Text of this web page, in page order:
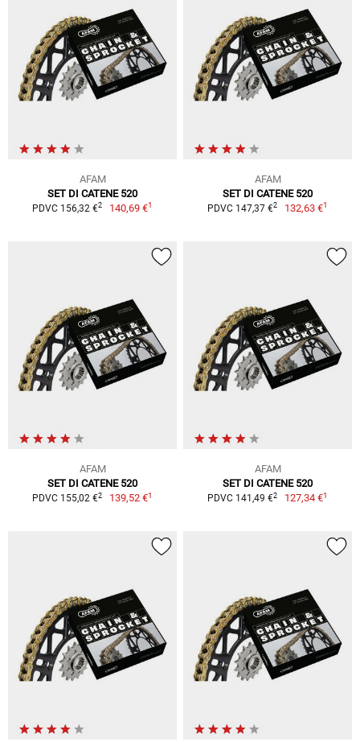
AFAM
SET DI CATENE 520
PDVC 156,32 €2 140,69 €1
AFAM
SET DI CATENE 520
PDVC 147,37 €2 132,63 €1
AFAM
SET DI CATENE 520
PDVC 155,02 €2 139,52 €1
AFAM
SET DI CATENE 520
PDVC 141,49 €2 127,34 €1